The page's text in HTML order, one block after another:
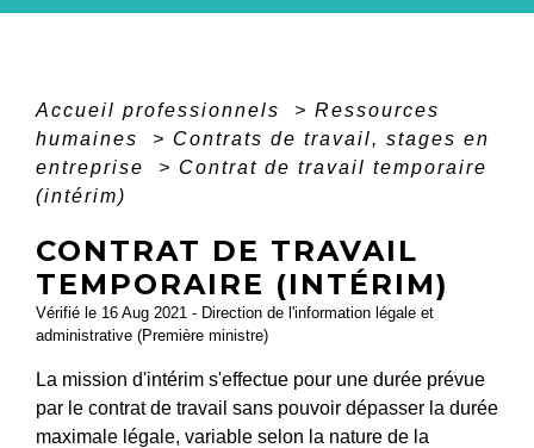
Accueil professionnels > Ressources
humaines
> Contrats de travail, stages en
entreprise
> Contrat de travail temporaire
(intérim)
CONTRAT DE TRAVAIL
TEMPORAIRE (INTÉRIM)
Vérifié le 16 Aug 2021 - Direction de l'information légale et
administrative (Première ministre)
La mission d'intérim s'effectue pour une durée prévue
par le contrat de travail sans pouvoir dépasser la durée
maximale légale, variable selon la nature de la